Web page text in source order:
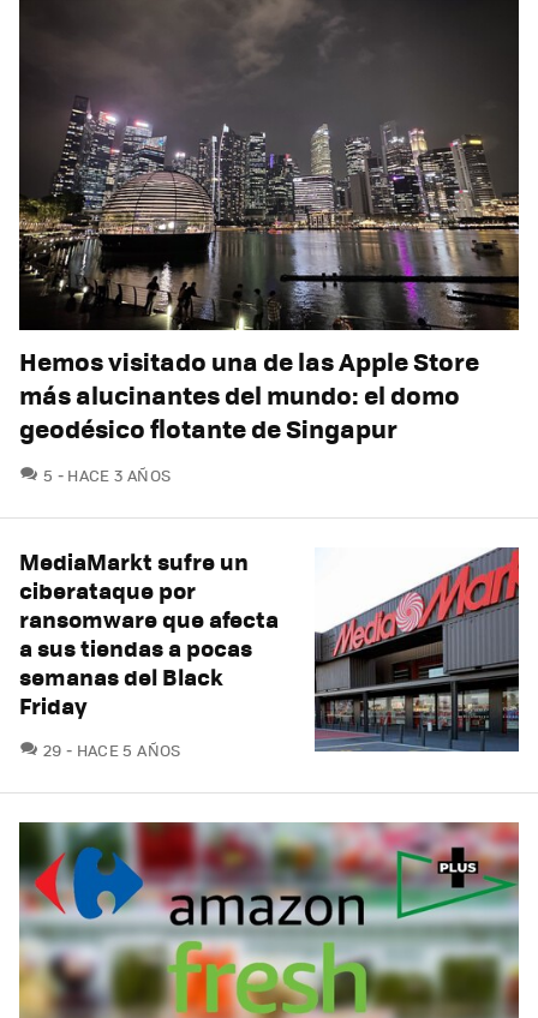
Hemos visitado una de las Apple Store
más alucinantes del mundo: el domo
geodésico flotante de Singapur
5 COMENTARIOS
HACE 3 AÑOS
MediaMarkt sufre un
ciberataque por
ransomware que afecta
a sus tiendas a pocas
semanas del Black
Friday
29 COMENTARIOS
HACE 5 AÑOS